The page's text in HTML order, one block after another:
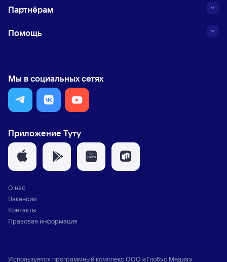
Партнёрам
Помощь
Мы в социальных сетях
Приложение Туту
О нас
Вакансии
Контакты
Правовая информация
Используется программный комплексООО «Глобус Медиа»